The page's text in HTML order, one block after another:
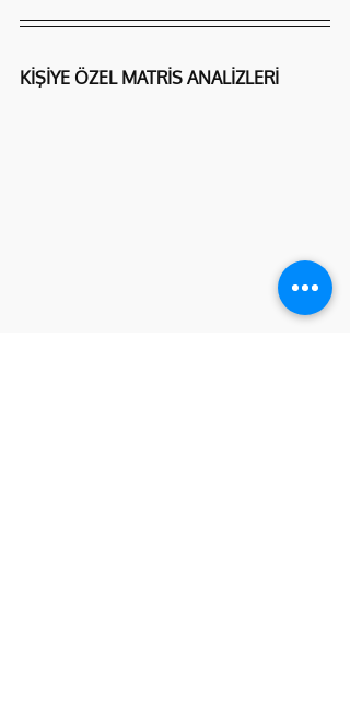
KİŞİYE ÖZEL MATRİS ANALİZLERİ